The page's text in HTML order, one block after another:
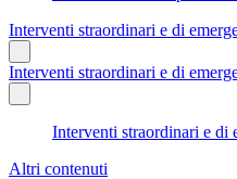
Interventi straordinari e di
Interventi straordinari e di
Interventi straordinari e di
Altri contenuti